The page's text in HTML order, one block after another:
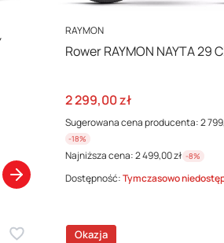
PRODUCENT
RAYMON
Rower RAYMON NAYTA 29
Cena promocyjna
2 299,00 zł
Sugerowana cena producenta:2
-18%
Najniższa cena:2 499,00 zł -8%
Dostępność:Tymczasowo
Okazja